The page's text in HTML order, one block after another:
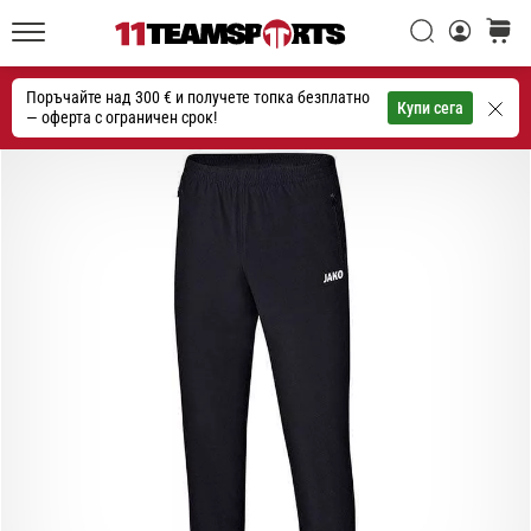
Поръчайте над 300 € и получете топка безплатно
— оферта с ограничен срок!
Купи сега
Търси
Търсене
една
икона
на
скоростта